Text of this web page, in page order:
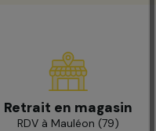
Retrait en magasin
RDV à Mauléon (79)